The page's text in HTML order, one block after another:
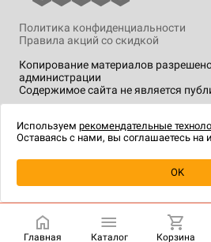
Уведомить о
Копирование материалов
администрации
Содержимое сайта не является
Политика конфиденциальности
Правила акций со скидкой
технологии.
Главная Каталог Корзина
Используем рекомендательные
Оставаясь с нами, вы соглашаетесь на
OK